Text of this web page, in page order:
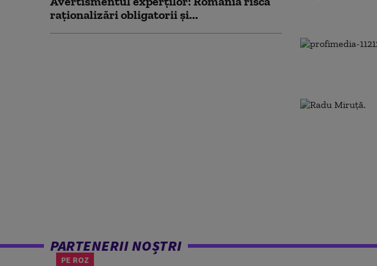
raționalizări obligatorii și...
PARTENERII NOȘTRI
PE ROZ